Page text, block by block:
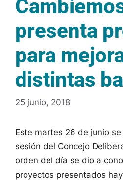
presenta
para
distintas
25 junio, 2018
Este martes 26 de junio
sesión del Concejo
orden del día se dio a
proyectos presentados